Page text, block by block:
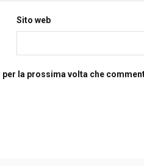
Sito web
la prossima volta che